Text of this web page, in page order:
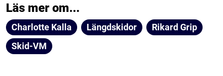
Läs mer om...
Charlotte Kalla Längdskidor
Rikard Grip
Skid-VM